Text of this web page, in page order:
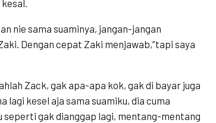
nie sama suaminya, jangan-jangan
Dengan cepat Zaki menjawab,”tapi saya
Zack, gak apa-apa kok, gak di bayar juga
lagi kesel aja sama suamiku, dia cuma
gak dianggap lagi, mentang-mentang